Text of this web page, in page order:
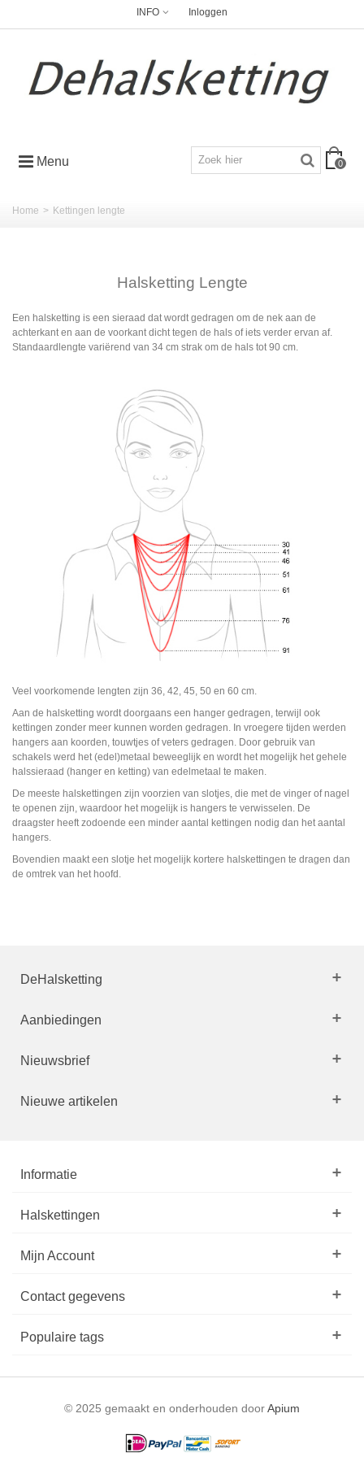
INFO Inloggen
Menu 0
Home > Kettingen lengte
Halsketting Lengte
Een halsketting is een sieraad dat wordt gedragen om de nek aan de
achterkant en aan de voorkant dicht tegen de hals of iets verder ervan af.
Standaardlengte variërend van 34 cm strak om de hals tot 90 cm.
Veel voorkomende lengten zijn 36, 42, 45, 50 en 60 cm.
Aan de halsketting wordt doorgaans een hanger gedragen, terwijl ook
kettingen zonder meer kunnen worden gedragen. In vroegere tijden werden
hangers aan koorden, touwtjes of veters gedragen. Door gebruik van
schakels werd het (edel)metaal beweeglijk en wordt het mogelijk het gehele
halssieraad (hanger en ketting) van edelmetaal te maken.
De meeste halskettingen zijn voorzien van slotjes, die met de vinger of nagel
te openen zijn, waardoor het mogelijk is hangers te verwisselen. De
draagster heeft zodoende een minder aantal kettingen nodig dan het aantal
hangers.
Bovendien maakt een slotje het mogelijk kortere halskettingen te dragen dan
de omtrek van het hoofd.
DeHalsketting
Aanbiedingen
Nieuwsbrief
Nieuwe artikelen
Informatie
Halskettingen
Mijn Account
Contact gegevens
Populaire tags
© 2025 gemaakt en onderhouden door Apium